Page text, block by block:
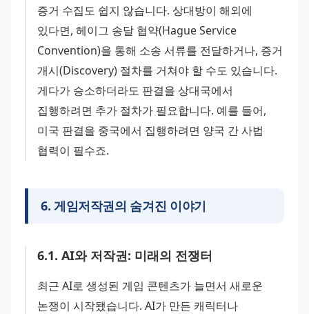
증거 수집도 쉽지 않습니다. 상대방이 해외에
있다면, 헤이그 송달 협약(Hague Service
Convention)을 통해 소송 서류를 전달하거나, 증거
개시(Discovery) 절차를 거쳐야 할 수도 있습니다.
게다가 승소하더라도 판결을 상대국에서
집행하려면 추가 절차가 필요합니다. 예를 들어,
미국 판결을 중국에서 집행하려면 양국 간 사법
협력이 필수죠.
6. 게임저작권의 숨겨진 이야기
6.1. AI와 저작권: 미래의 전쟁터
최근 AI로 생성된 게임 콘텐츠가 늘면서 새로운
논쟁이 시작됐습니다. AI가 만든 캐릭터나